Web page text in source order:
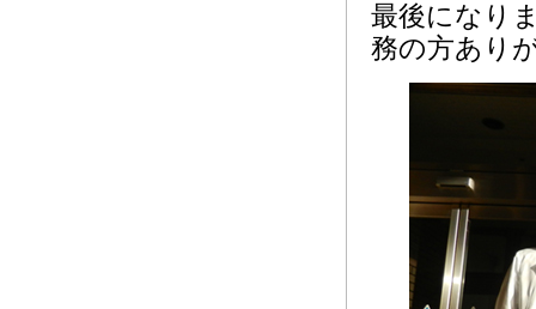
最後になり
務の方あり